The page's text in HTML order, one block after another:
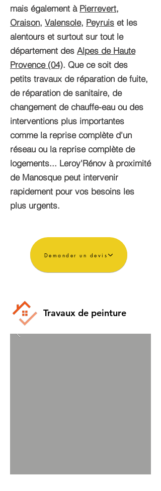
mais également à Pierrevert,
Oraison, Valensole, Peyruis et les
alentours et surtout sur tout le
département des Alpes de Haute
Provence (04). Que ce soit des
petits travaux de réparation de fuite,
de réparation de sanitaire, de
changement de chauffe-eau ou des
interventions plus importantes
comme la reprise complète d'un
réseau ou la reprise complète de
logements... Leroy'Rénov à proximité
de Manosque peut intervenir
rapidement pour vos besoins les
plus urgents.
Demander un devis
Travaux de peinture